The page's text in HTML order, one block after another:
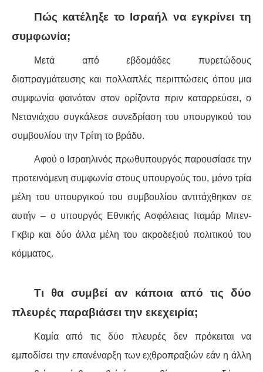
Πώς κατέληξε το Ισραήλ να εγκρίνει τη
συμφωνία;
Μετά από εβδομάδες πυρετώδους
διαπραγμάτευσης και πολλαπλές περιπτώσεις όπου μια
συμφωνία φαινόταν στον ορίζοντα πριν καταρρεύσει, ο
Νετανιάχου συγκάλεσε συνεδρίαση του υπουργικού του
συμβουλίου την Τρίτη το βράδυ.
Αφού ο Ισραηλινός πρωθυπουργός παρουσίασε την
προτεινόμενη συμφωνία στους υπουργούς του, μόνο τρία
μέλη του υπουργικού του συμβουλίου αντιτάχθηκαν σε
αυτήν – ο υπουργός Εθνικής Ασφάλειας Ιταμάρ Μπεν-
Γκβιρ και δύο άλλα μέλη του ακροδεξιού πολιτικού του
κόμματος.
Τι θα συμβεί αν κάποια από τις δύο
πλευρές παραβιάσει την εκεχειρία;
Καμία από τις δύο πλευρές δεν πρόκειται να
εμποδίσει την επανέναρξη των εχθροπραξιών εάν η άλλη